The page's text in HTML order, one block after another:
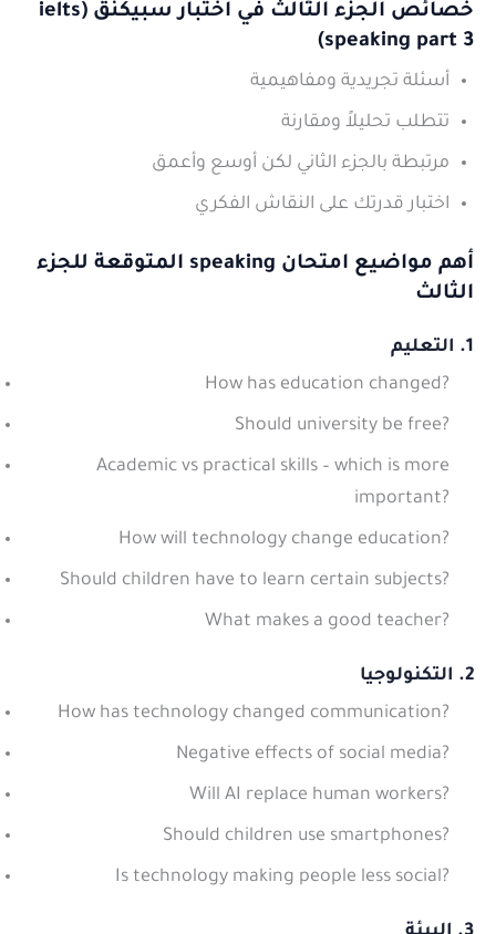
خصائص الجزء الثالث في اختبار سبيكنق (ielts
speaking part 3)
أسئلة تجريدية ومفاهيمية
تتطلب تحليلاً ومقارنة
مرتبطة بالجزء الثاني لكن أوسع وأعمق
اختبار قدرتك على النقاش الفكري
أهم مواضيع امتحان speaking المتوقعة للجزء
الثالث
1. التعليم
How has education changed?
Should university be free?
Academic vs practical skills – which is more
important?
How will technology change education?
Should children have to learn certain subjects?
What makes a good teacher?
2. التكنولوجيا
How has technology changed communication?
Negative effects of social media?
Will AI replace human workers?
Should children use smartphones?
Is technology making people less social?